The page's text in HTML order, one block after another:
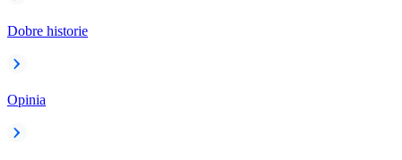
Dobre historie
Opinia